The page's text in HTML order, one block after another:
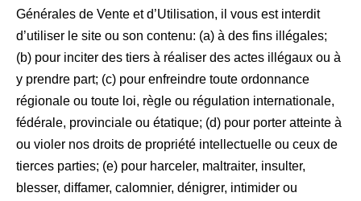
Générales de Vente et d’Utilisation, il vous est interdit
d’utiliser le site ou son contenu: (a) à des fins illégales;
(b) pour inciter des tiers à réaliser des actes illégaux ou à
y prendre part; (c) pour enfreindre toute ordonnance
régionale ou toute loi, règle ou régulation internationale,
fédérale, provinciale ou étatique; (d) pour porter atteinte à
ou violer nos droits de propriété intellectuelle ou ceux de
tierces parties; (e) pour harceler, maltraiter, insulter,
blesser, diffamer, calomnier, dénigrer, intimider ou